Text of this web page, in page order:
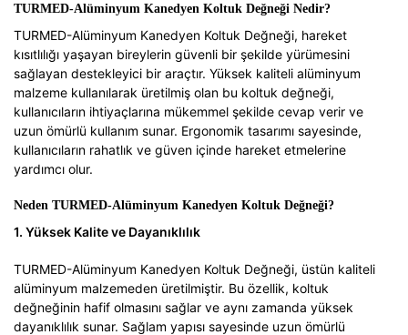
TURMED-Alüminyum Kanedyen Koltuk Değneği Nedir?
TURMED-Alüminyum Kanedyen Koltuk Değneği, hareket
kısıtlılığı yaşayan bireylerin güvenli bir şekilde yürümesini
sağlayan destekleyici bir araçtır. Yüksek kaliteli alüminyum
malzeme kullanılarak üretilmiş olan bu koltuk değneği,
kullanıcıların ihtiyaçlarına mükemmel şekilde cevap verir ve
uzun ömürlü kullanım sunar. Ergonomik tasarımı sayesinde,
kullanıcıların rahatlık ve güven içinde hareket etmelerine
yardımcı olur.
Neden TURMED-Alüminyum Kanedyen Koltuk Değneği?
1. Yüksek Kalite ve Dayanıklılık
TURMED-Alüminyum Kanedyen Koltuk Değneği, üstün kaliteli
alüminyum malzemeden üretilmiştir. Bu özellik, koltuk
değneğinin hafif olmasını sağlar ve aynı zamanda yüksek
dayanıklılık sunar. Sağlam yapısı sayesinde uzun ömürlü